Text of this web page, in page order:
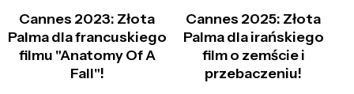
Cannes 2023: Złota
Palma dla francuskiego
filmu "Anatomy Of A
Fall"!
Cannes 2025: Złota
Palma dla irańskiego
film o zemście i
przebaczeniu!